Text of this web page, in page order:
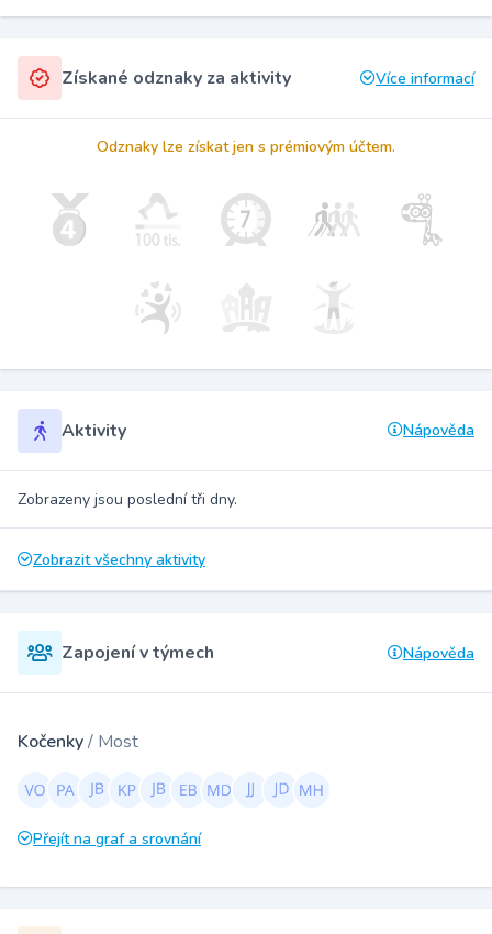
Získané odznaky za aktivity Více informací
Odznaky lze získat jen s prémiovým účtem.
Aktivity Nápověda
Zobrazeny jsou poslední tři dny.
Zobrazit všechny aktivity
Zapojení v týmech Nápověda
Kočenky/ Most
Přejít na graf a srovnání